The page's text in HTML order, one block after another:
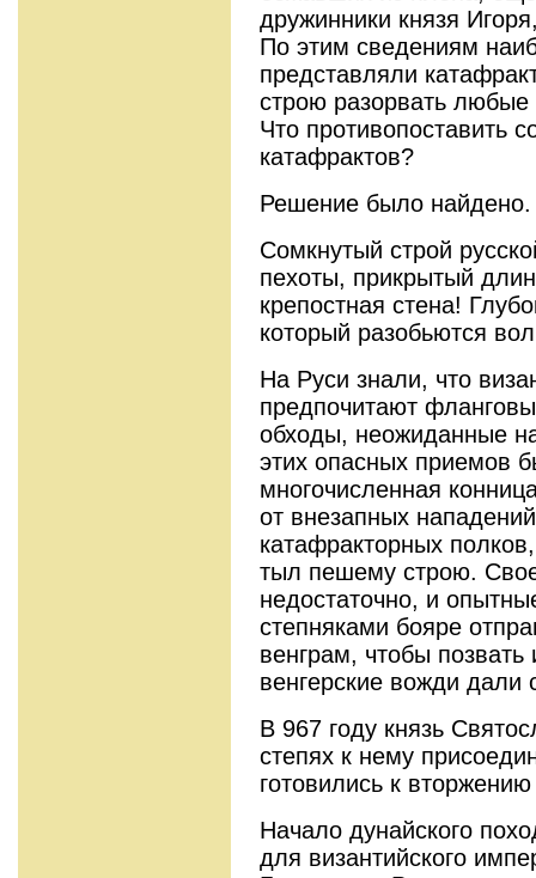
дружинники князя
По этим сведениям
представляли
строю разорвать
Что противопоставить
катафрактов?
Решение было найдено.
Сомкнутый строй
пехоты, прикрытый
крепостная стена!
который разобьются
На Руси знали, что
предпочитают
обходы, неожиданные
этих опасных приемов
многочисленная
от внезапных
катафракторных
тыл пешему строю.
недостаточно, и
степняками бояре
венграм, чтобы
венгерские вожди дали
В 967 году князь
степях к нему
готовились к
Начало дунайского
для византийского